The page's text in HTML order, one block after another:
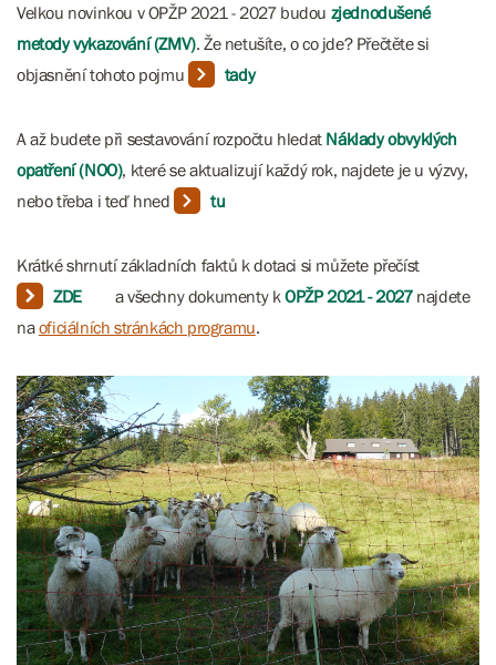
Velkou novinkou v OPŽP 2021 - 2027 budou zjednodušené
metody vykazování(ZMV). Že netušíte, o co jde? Přečtěte si
objasnění tohoto pojmu
tady
A až budete při sestavování rozpočtu hledat Náklady obvyklých
opatření (NOO), které se aktualizují každý rok, najdete je u výzvy,
nebo třeba i teď hned
tu
Krátké shrnutí základních faktů k dotaci si můžete přečíst
ZDE
a všechny dokumenty kOPŽP 2021 - 2027najdete
naoficiálních stránkách programu.